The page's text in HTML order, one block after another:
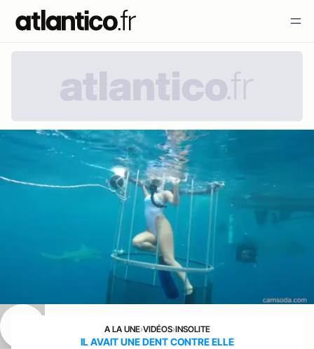
A LA UNE›VIDÉOS›INSOLITE
IL AVAIT UNE DENT CONTRE ELLE